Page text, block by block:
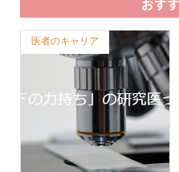
医者のキャリア